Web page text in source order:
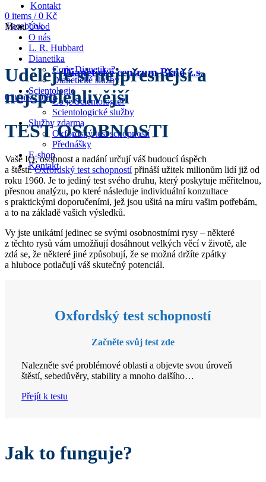
Kontakt
Facebook
0 items / 0 Kč
Menu
Dianetické centrum Brno z.s.
0items / 0Kč
Úvod
O nás
L. R. Hubbard
Dianetika
Co je Dianetika?
Dianetické služby
Scientologie
Co je Scientologie?
Scientologické služby
Služby zdarma
Oxfordský test schopností
Přednášky
E-shop
Kontakt
Udělejte si nejpřesnější a
nejspolehlivější
TEST OSOBNOSTI
Vaše IQ, osobnost a nadání určují váš budoucí úspěch
a štěstí.Oxfordský test schopnostípřináší užitek milionům lidí již od
roku 1960. Je to jediný test svého druhu, který poskytuje měřitelnou,
přesnou analýzu, po které následuje individuální konzultace
s praktickými doporučeními, jež jsou ušitá na míru vašim potřebám,
a to na základě vašich výsledků.
Vy jste unikátní jedinec se svými osobnostními rysy – některé
z těchto rysů vám umožňují dosáhnout velkých věcí v životě, ale
zdá se, že některé jiné způsobují, že se možná držíte zpátky
a hluboce potlačují váš skutečný potenciál.
Oxfordský test schopností
Začněte svůj test zde
Nalezněte své problémové oblasti a objevte svou úroveň
štěstí, sebedůvěry, stability a mnoho dalšího…
Přejít k testu
Jak to funguje?